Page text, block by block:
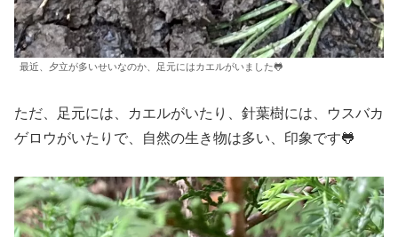
最近、夕立が多いせいなのか、足元にはカエルがいました🐸
ただ、足元には、カエルがいたり、針葉樹には、ウスバカ
ゲロウがいたりで、自然の生き物は多い、印象です🐸